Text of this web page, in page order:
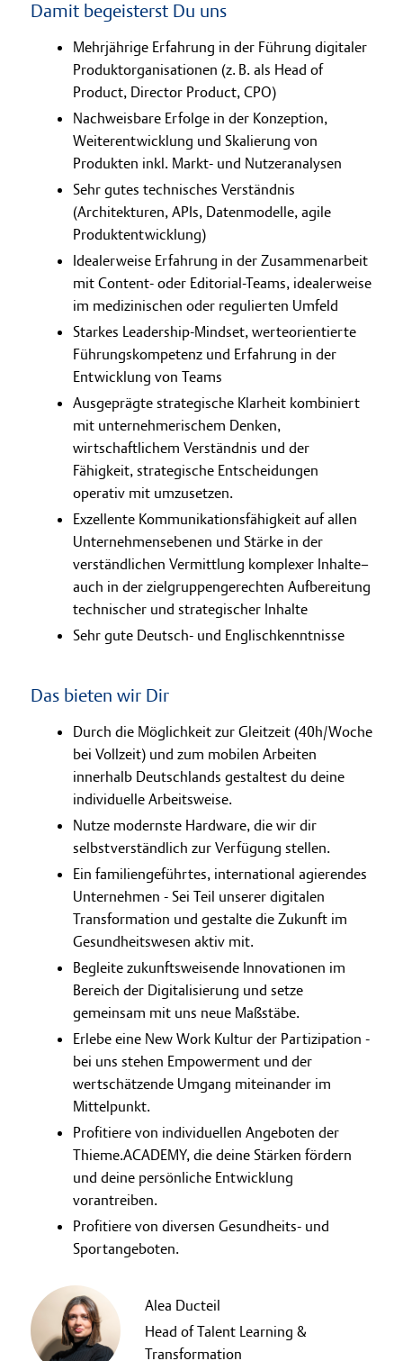
Damit begeisterst Du uns
Mehrjährige Erfahrung in der Führung digitaler
Produktorganisationen (z. B. als Head of
Product, Director Product, CPO)
Nachweisbare Erfolge in der Konzeption,
Weiterentwicklung und Skalierung von
Produkten inkl. Markt- und Nutzeranalysen
Sehr gutes technisches Verständnis
(Architekturen, APIs, Datenmodelle, agile
Produktentwicklung)
Idealerweise Erfahrung in der Zusammenarbeit
mit Content- oder Editorial-Teams, idealerweise
im medizinischen oder regulierten Umfeld
Starkes Leadership-Mindset, werteorientierte
Führungskompetenz und Erfahrung in der
Entwicklung von Teams
Ausgeprägte strategische Klarheit kombiniert
mit unternehmerischem Denken,
wirtschaftlichem Verständnis und der
Fähigkeit, strategische Entscheidungen
operativ mit umzusetzen.
Exzellente Kommunikationsfähigkeit auf allen
Unternehmensebenen und Stärke in der
verständlichen Vermittlung komplexer Inhalte–
auch in der zielgruppengerechten Aufbereitung
technischer und strategischer Inhalte
Sehr gute Deutsch- und Englischkenntnisse
Das bieten wir Dir
Durch die Möglichkeit zur Gleitzeit (40h/Woche
bei Vollzeit) und zum mobilen Arbeiten
innerhalb Deutschlands gestaltest du deine
individuelle Arbeitsweise.
Nutze modernste Hardware, die wir dir
selbstverständlich zur Verfügung stellen.
Ein familiengeführtes, international agierendes
Unternehmen - Sei Teil unserer digitalen
Transformation und gestalte die Zukunft im
Gesundheitswesen aktiv mit.
Begleite zukunftsweisende Innovationen im
Bereich der Digitalisierung und setze
gemeinsam mit uns neue Maßstäbe.
Erlebe eine New Work Kultur der Partizipation -
bei uns stehen Empowerment und der
wertschätzende Umgang miteinander im
Mittelpunkt.
Profitiere von individuellen Angeboten der
Thieme.ACADEMY, die deine Stärken fördern
und deine persönliche Entwicklung
vorantreiben.
Profitiere von diversen Gesundheits- und
Sportangeboten.
Alea Ducteil
Head of Talent Learning &
Transformation